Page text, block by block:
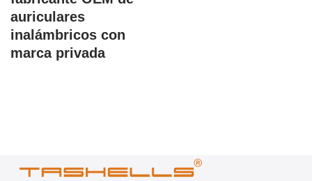
auriculares
inalámbricos con
marca privada